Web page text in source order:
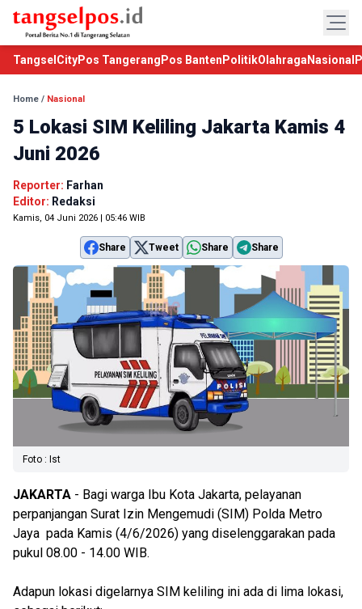
TangselCityPos Tangerang Pos Banten PolitikOlahraga Nasional
Home / Nasional
5 Lokasi SIM Keliling Jakarta Kamis 4
Juni 2026
Reporter: Farhan
Editor: Redaksi
Kamis, 04 Juni 2026 | 05:46 WIB
Share Tweet Share Share
Foto : Ist
JAKARTA - Bagi warga Ibu Kota Jakarta, pelayanan
perpanjangan Surat Izin Mengemudi (SIM) Polda Metro
Jaya pada Kamis (4/6/2026) yang diselenggarakan pada
pukul 08.00 - 14.00 WIB.
Adapun lokasi digelarnya SIM keliling ini ada di lima lokasi,